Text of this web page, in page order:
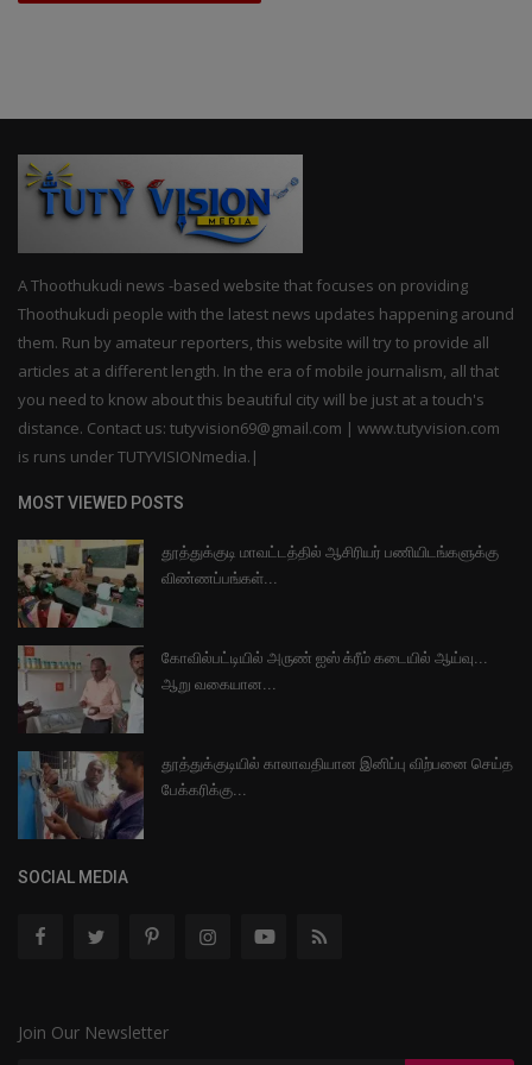
A Thoothukudi news -based website that focuses on providing
Thoothukudi people with the latest news updates happening around
them. Run by amateur reporters, this website will try to provide all
articles at a different length. In the era of mobile journalism, all that
you need to know about this beautiful city will be just at a touch's
distance. Contact us: tutyvision69@gmail.com | www.tutyvision.com
is runs under TUTYVISIONmedia.|
MOST VIEWED POSTS
தூத்துக்குடி மாவட்டத்தில் ஆசிரியர் பணியிடங்களுக்கு
விண்ணப்பங்கள்...
கோவில்பட்டியில் அருண் ஐஸ் க்ரீம் கடையில் ஆய்வு...
ஆறு வகையான...
தூத்துக்குடியில் காலாவதியான இனிப்பு விற்பனை செய்த
பேக்கரிக்கு...
SOCIAL MEDIA
Join Our Newsletter